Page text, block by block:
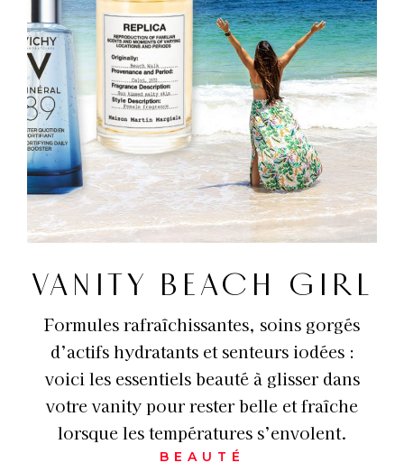
VANITY BEACH GIRL
Formules rafraîchissantes, soins gorgés
d’actifs hydratants et senteurs iodées :
voici les essentiels beauté à glisser dans
votre vanity pour rester belle et fraîche
lorsque les températures s’envolent.
BEAUTÉ